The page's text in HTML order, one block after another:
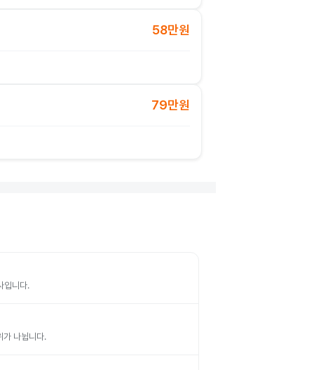
58만원
79만원
입니다.
가 나뉩니다.